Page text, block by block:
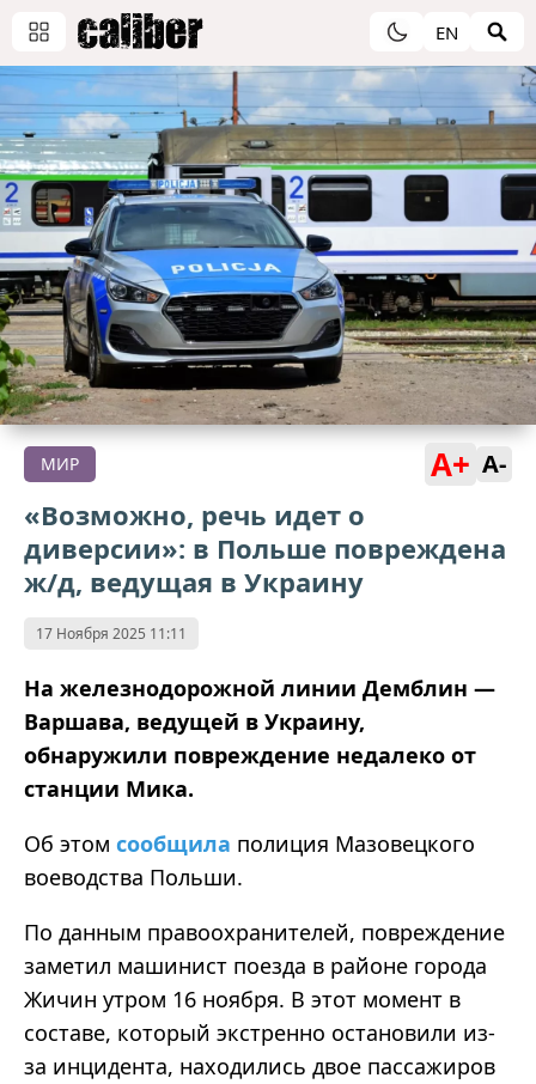
EN
МИР A+ A-
«Возможно, речь идет о
диверсии»: в Польше повреждена
ж/д, ведущая в Украину
17 Ноября 2025 11:11
На железнодорожной линии Демблин —
Варшава, ведущей в Украину,
обнаружили повреждение недалеко от
станции Мика.
Об этом сообщила полиция Мазовецкого
воеводства Польши.
По данным правоохранителей, повреждение
заметил машинист поезда в районе города
Жичин утром 16 ноября. В этот момент в
составе, который экстренно остановили из-
за инцидента, находились двое пассажиров